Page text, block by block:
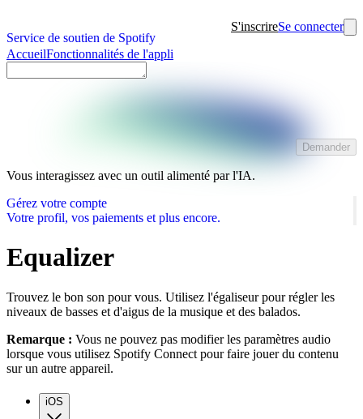
Service de soutien de Spotify
S'inscrireSe connecter
AccueilFonctionnalités de l'appli
Demander
Vous interagissez avec un outil alimenté par l'IA.
Gérez votre compte
Votre profil, vos paiements et plus encore.
Equalizer
Trouvez le bon son pour vous. Utilisez l'égaliseur pour régler les
niveaux de basses et d'aigus de la musique et des balados.
Remarque : Vous ne pouvez pas modifier les paramètres audio
lorsque vous utilisez Spotify Connect pour faire jouer du contenu
sur un autre appareil.
iOS